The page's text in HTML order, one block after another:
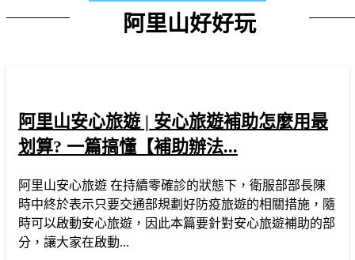
阿里山好好玩
阿里山安心旅遊 | 安心旅遊補助怎麼用最
划算? 一篇搞懂【補助辦法...
阿里山安心旅遊 在持續零確診的狀態下，衛服部部長陳
時中終於表示只要交通部規劃好防疫旅遊的相關措施，隨
時可以啟動安心旅遊，因此本篇要針對安心旅遊補助的部
分，讓大家在啟動...